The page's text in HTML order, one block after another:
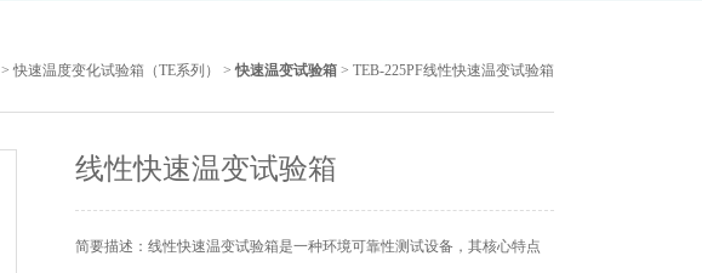
>快速温度变化试验箱（TE系列） >快速温变试验箱 > TEB-225PF线性快速温变试验箱
线性快速温变试验箱
简要描述：线性快速温变试验箱是一种环境可靠性测试设备，其核心特点